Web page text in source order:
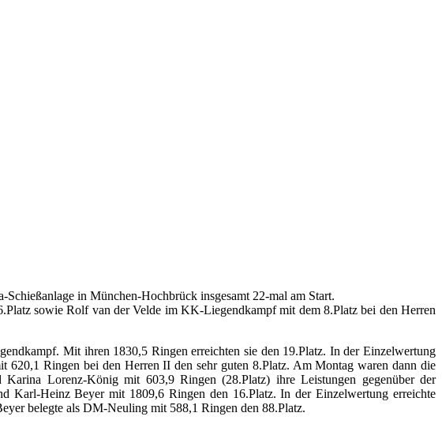
in München-Hochbrück insgesamt 22-mal am Start.
sowie Rolf van der Velde im KK-Liegendkampf mit dem 8.Platz bei den Herren
Mit ihren 1830,5 Ringen erreichten sie den 19.Platz. In der Einzelwertung
Ringen bei den Herren II den sehr guten 8.Platz. Am Montag waren dann die
Lorenz-König mit 603,9 Ringen (28.Platz) ihre Leistungen gegenüber der
Karl-Heinz Beyer mit 1809,6 Ringen den 16.Platz. In der Einzelwertung erreichte
belegte als DM-Neuling mit 588,1 Ringen den 88.Platz.